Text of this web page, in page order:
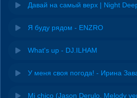
Давай на самый верх | Night
Я буду рядом - ENZRO
What's up - DJ.ILHAM
У меня своя погода! - Ирина